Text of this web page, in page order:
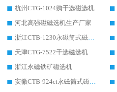
杭州CTG-1024购干选磁选机
河北高强磁磁选机生产厂家
浙江CTB-1230永磁筒式磁选机生产厂家
天津CTG-7522干选磁选机
浙江永磁铁矿磁选机
安徽CTB-924ct永磁筒式磁选机